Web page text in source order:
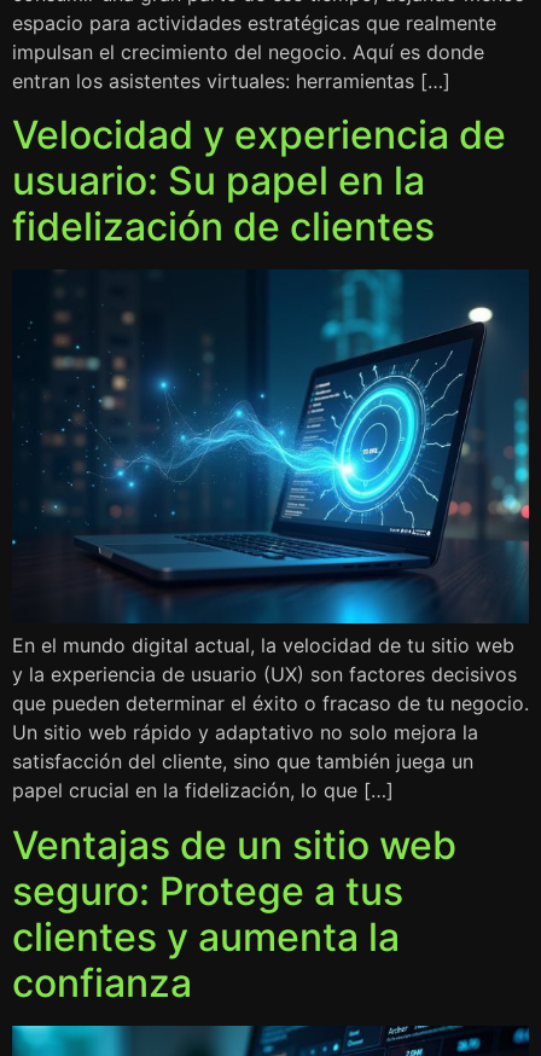
espacio para actividades estratégicas que realmente
impulsan el crecimiento del negocio. Aquí es donde
entran los asistentes virtuales: herramientas […]
Velocidad y experiencia de
usuario: Su papel en la
fidelización de clientes
En el mundo digital actual, la velocidad de tu sitio web
y la experiencia de usuario (UX) son factores decisivos
que pueden determinar el éxito o fracaso de tu negocio.
Un sitio web rápido y adaptativo no solo mejora la
satisfacción del cliente, sino que también juega un
papel crucial en la fidelización, lo que […]
Ventajas de un sitio web
seguro: Protege a tus
clientes y aumenta la
confianza